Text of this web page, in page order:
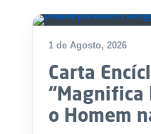
1 de Agosto, 2026
Carta
“Magnifica
o Homem
l
tt
r